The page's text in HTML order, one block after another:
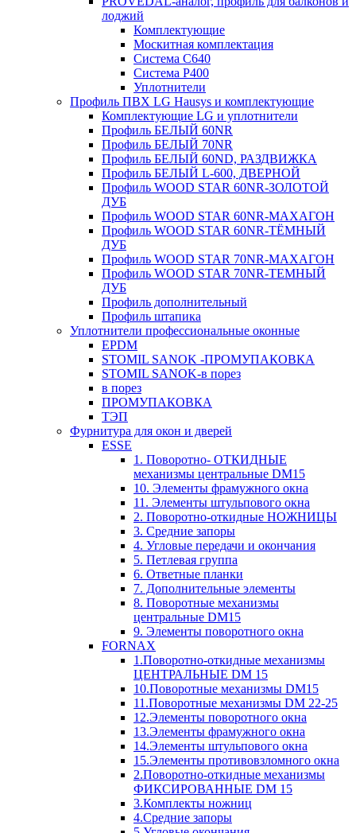
лоджий
Комплектующие
Москитная комплектация
Система C640
Система P400
Уплотнители
Профиль ПВХ LG Hausys и комплектующие
Комплектующие LG и уплотнители
Профиль БЕЛЫЙ 60NR
Профиль БЕЛЫЙ 70NR
Профиль БЕЛЫЙ 60ND, РАЗДВИЖКА
Профиль БЕЛЫЙ L-600, ДВЕРНОЙ
Профиль WOOD STAR 60NR-ЗОЛОТОЙ
ДУБ
Профиль WOOD STAR 60NR-МАХАГОН
Профиль WOOD STAR 60NR-ТЁМНЫЙ
ДУБ
Профиль WOOD STAR 70NR-МАХАГОН
Профиль WOOD STAR 70NR-ТЕМНЫЙ
ДУБ
Профиль дополнительный
Профиль штапика
Уплотнители профессиональные оконные
EPDM
STOMIL SANOK -ПРОМУПАКОВКА
STOMIL SANOK-в порез
в порез
ПРОМУПАКОВКА
ТЭП
Фурнитура для окон и дверей
ESSE
1. Поворотно- ОТКИДНЫЕ
механизмы центральные DM15
10. Элементы фрамужного окна
11. Элементы штульпового окна
2. Поворотно-откидные НОЖНИЦЫ
3. Средние запоры
4. Угловые передачи и окончания
5. Петлевая группа
6. Ответные планки
7. Дополнительные элементы
8. Поворотные механизмы
центральные DM15
9. Элементы поворотного окна
FORNAX
1.Поворотно-откидные механизмы
ЦЕНТРАЛЬНЫЕ DM 15
10.Поворотные механизмы DM15
11.Поворотные механизмы DM 22-25
12.Элементы поворотного окна
13.Элементы фрамужного окна
14.Элементы штульпового окна
15.Элементы противовзломного окна
2.Поворотно-откидные механизмы
ФИКСИРОВАННЫЕ DM 15
3.Комплекты ножниц
4.Средние запоры